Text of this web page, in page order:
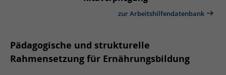
zur Arbeitshilfendatenbank
Pädagogische und strukturelle
Rahmensetzung für Ernährungsbildung